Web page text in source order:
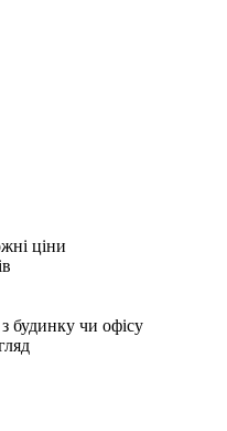
ціни
будинку чи офісу